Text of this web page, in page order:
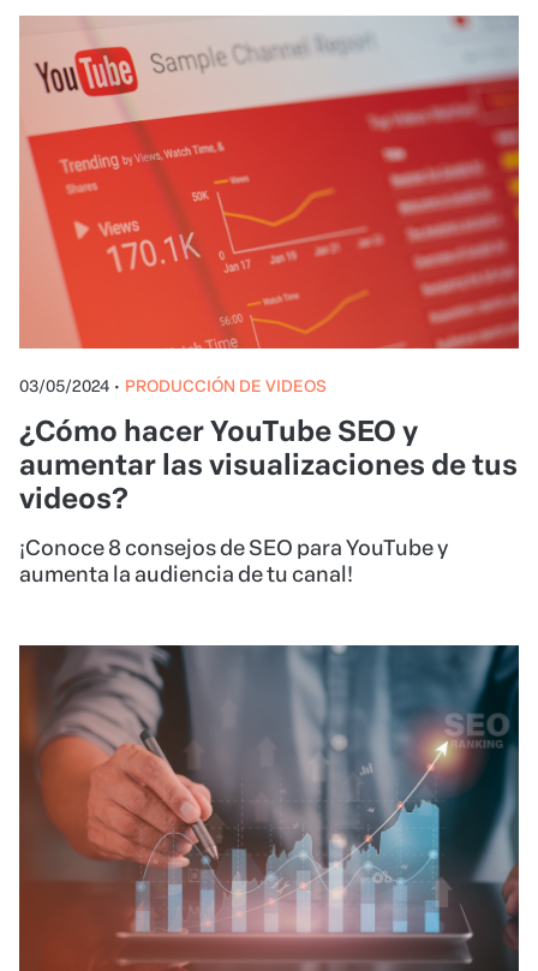
03/05/2024 • PRODUCCIÓN DE VIDEOS
¿Cómo hacer YouTube SEO y
aumentar las visualizaciones de tus
videos?
¡Conoce 8 consejos de SEO para YouTube y
aumenta la audiencia de tu canal!